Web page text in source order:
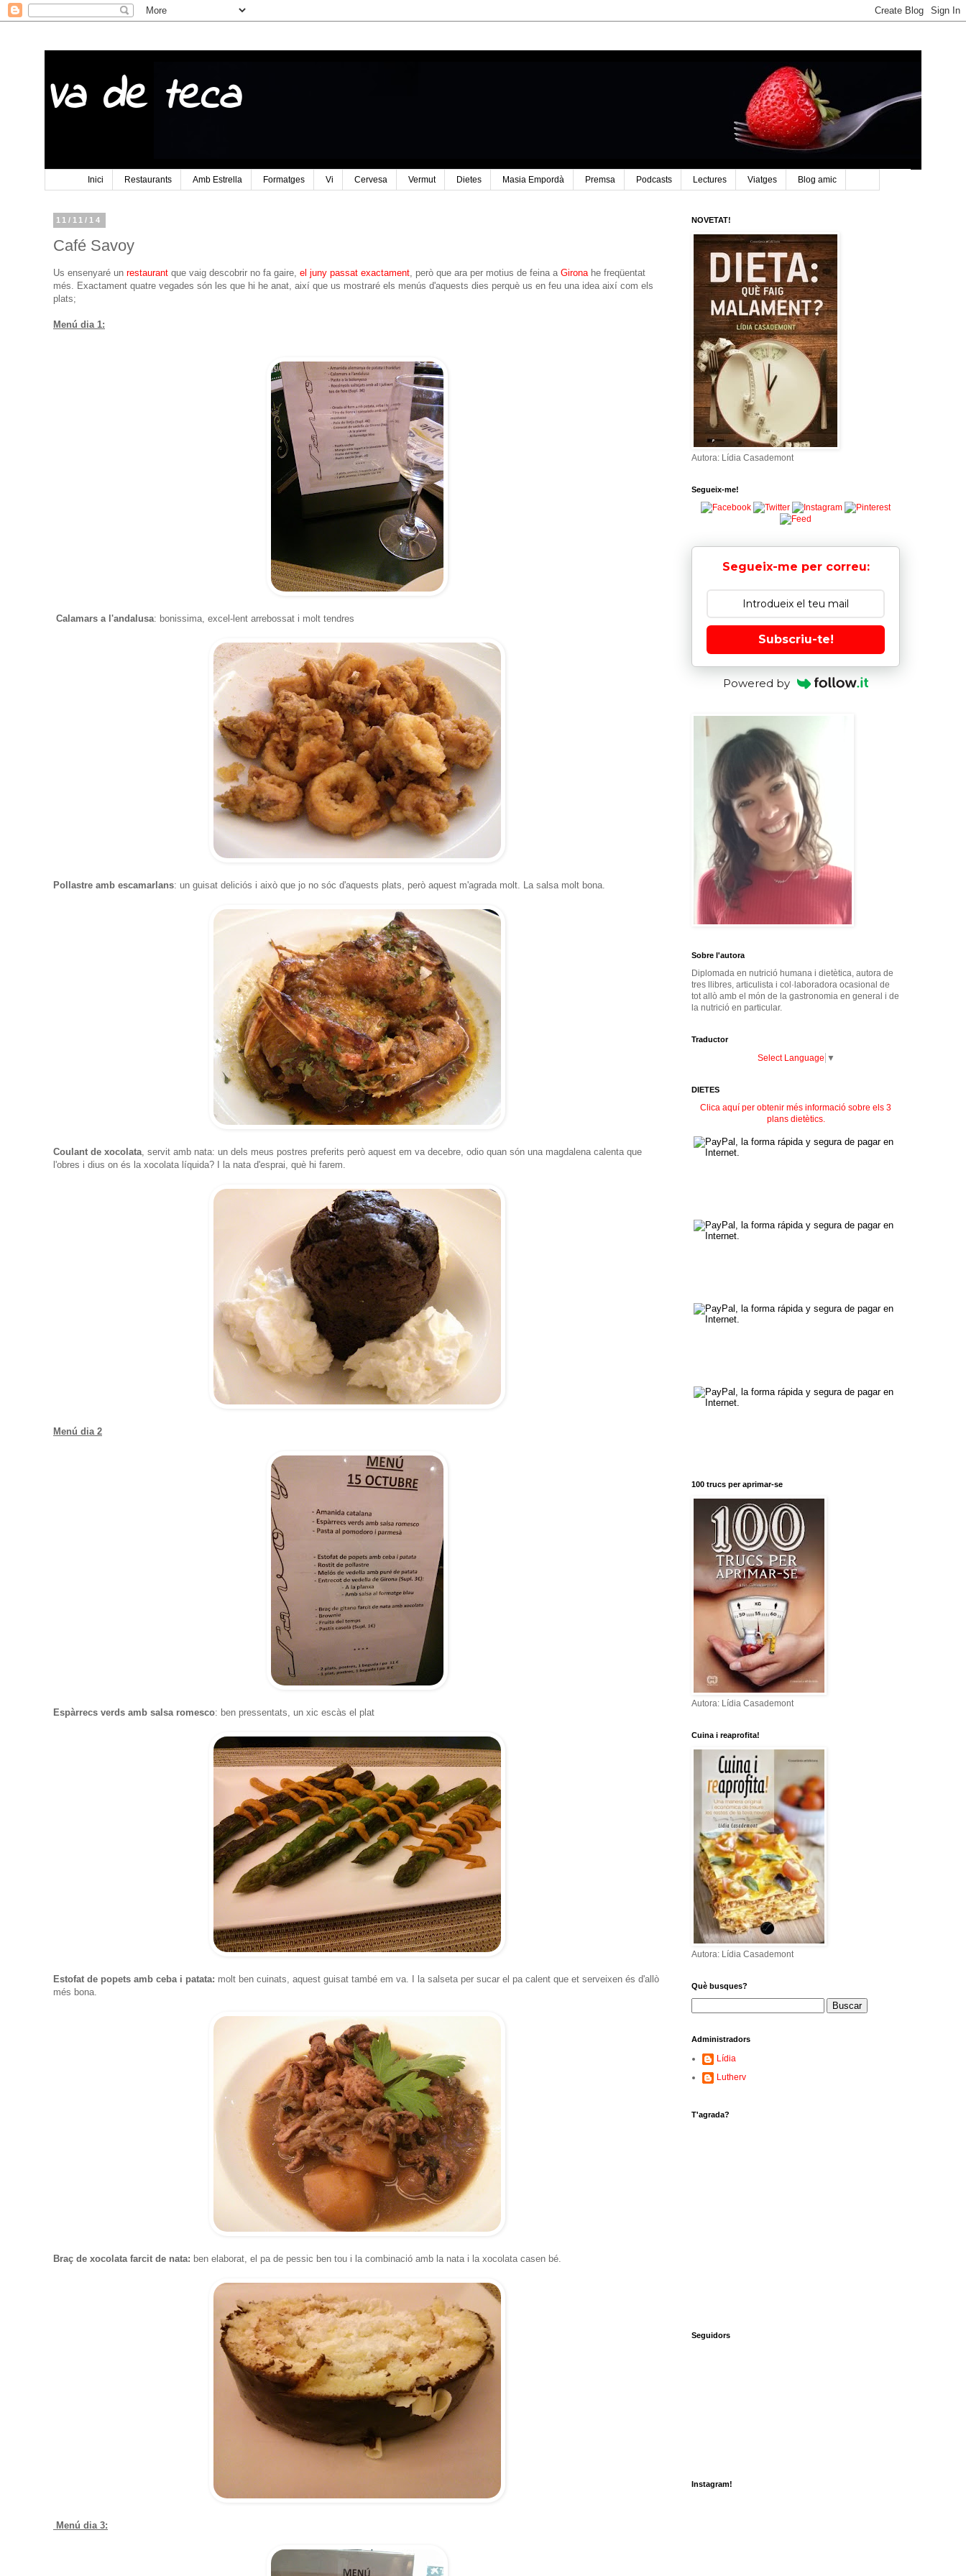
Va de teca
Inici Restaurants Amb Estrella Formatges Vi Cervesa Vermut Dietes Masia Empordà Premsa Podcasts Lectures Viatges Blog amic
11/11/14
Café Savoy
Us ensenyaré un restaurant que vaig descobrir no fa gaire, el juny passat exactament, però que ara per motius de feina a Gironahe freqüentat
més. Exactament quatre vegades són les que hi he anat, així que us mostraré els menús d'aquests dies perquè us en feu una idea així com els
plats;
Menú dia 1:
Calamars a l'andalusa: bonissima, excel-lent arrebossat i molt tendres
Pollastre amb escamarlans: un guisat deliciós i això que jo no sóc d'aquests plats, però aquest m'agrada molt. La salsa molt bona.
Coulant de xocolata, servit amb nata: un dels meus postres preferits però aquest em va decebre, odio quan són una magdalena calenta que
l'obres i dius on és la xocolata líquida? I la nata d'esprai, què hi farem.
Menú dia 2
Espàrrecs verds amb salsa romesco: ben pressentats, un xic escàs el plat
Estofat de popets amb ceba i patata: molt ben cuinats, aquest guisat també em va. I la salseta per sucar el pa calent que et serveixen és d'allò
més bona.
Braç de xocolata farcit de nata: ben elaborat, el pa de pessic ben tou i la combinació amb la nata i la xocolata casen bé.
Menú dia 3:
NOVETAT!
Autora: Lídia Casademont
Segueix-me!
Segueix-me per correu:
Subscriu-te!
Powered by
Sobre l'autora
Diplomada en nutrició humana i dietètica, autora de
tres llibres, articulista i col·laboradora ocasional de
tot allò amb el món de la gastronomia en general i de
la nutrició en particular.
Traductor
Select Language ▼
DIETES
Clica aquí per obtenir més informació sobre els 3
plans dietètics.
100 trucs per aprimar-se
Autora: Lídia Casademont
Cuina i reaprofita!
Autora: Lídia Casademont
Què busques?
Administradors
Lídia
Lutherv
T'agrada?
Seguidors
Instagram!